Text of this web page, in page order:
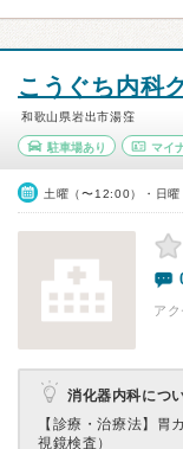
こうぐち内科
和歌山県岩出市湯窪
駐車場あり マイ
土曜（〜12:00）・日曜
ア
消化器内科につ
【診療・治療法】 胃
視鏡検査）